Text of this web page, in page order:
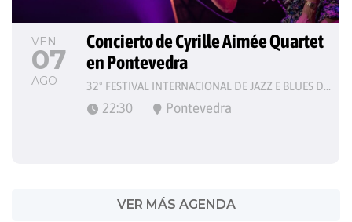
VEN
07
AGO
Concierto de Cyrille Aimée Quartet
en Pontevedra
32º FESTIVAL INTERNACIONAL DE JAZZ E BLUES DE PONTEVEDRA
22:30 Pontevedra
VER MÁS AGENDA